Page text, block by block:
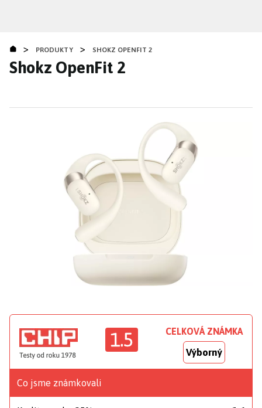
obsahu
> PRODUKTY > SHOKZ OPENFIT 2
Shokz OpenFit 2
1.5 CELKOVÁ ZNÁMKA
Výborný
Co jsme známkovali